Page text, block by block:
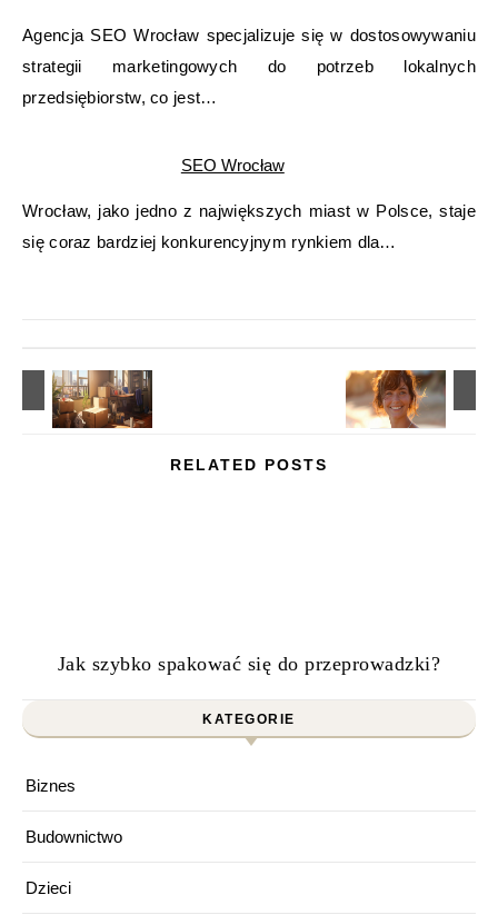
Agencja SEO Wrocław specjalizuje się w dostosowywaniu
strategii marketingowych do potrzeb lokalnych
przedsiębiorstw, co jest…
SEO Wrocław
Wrocław, jako jedno z największych miast w Polsce, staje
się coraz bardziej konkurencyjnym rynkiem dla…
RELATED POSTS
Jak szybko spakować się do przeprowadzki?
KATEGORIE
Biznes
Budownictwo
Dzieci